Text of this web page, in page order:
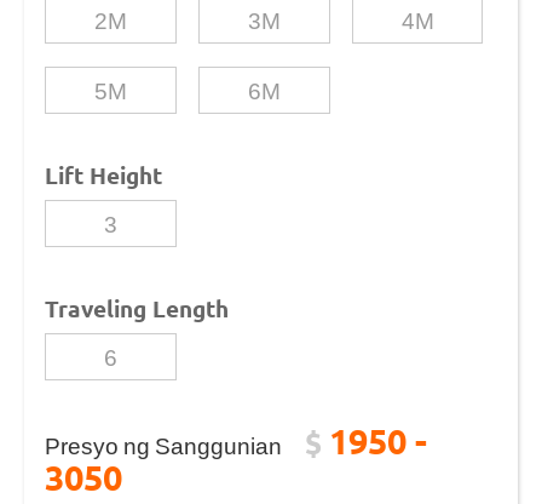
2M 3M 4M
5M 6M
Lift Height
3
Traveling Length
6
Presyo ng Sanggunian $ 1950 -
3050